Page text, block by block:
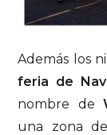
Además los
feria de
nombre de
una zona